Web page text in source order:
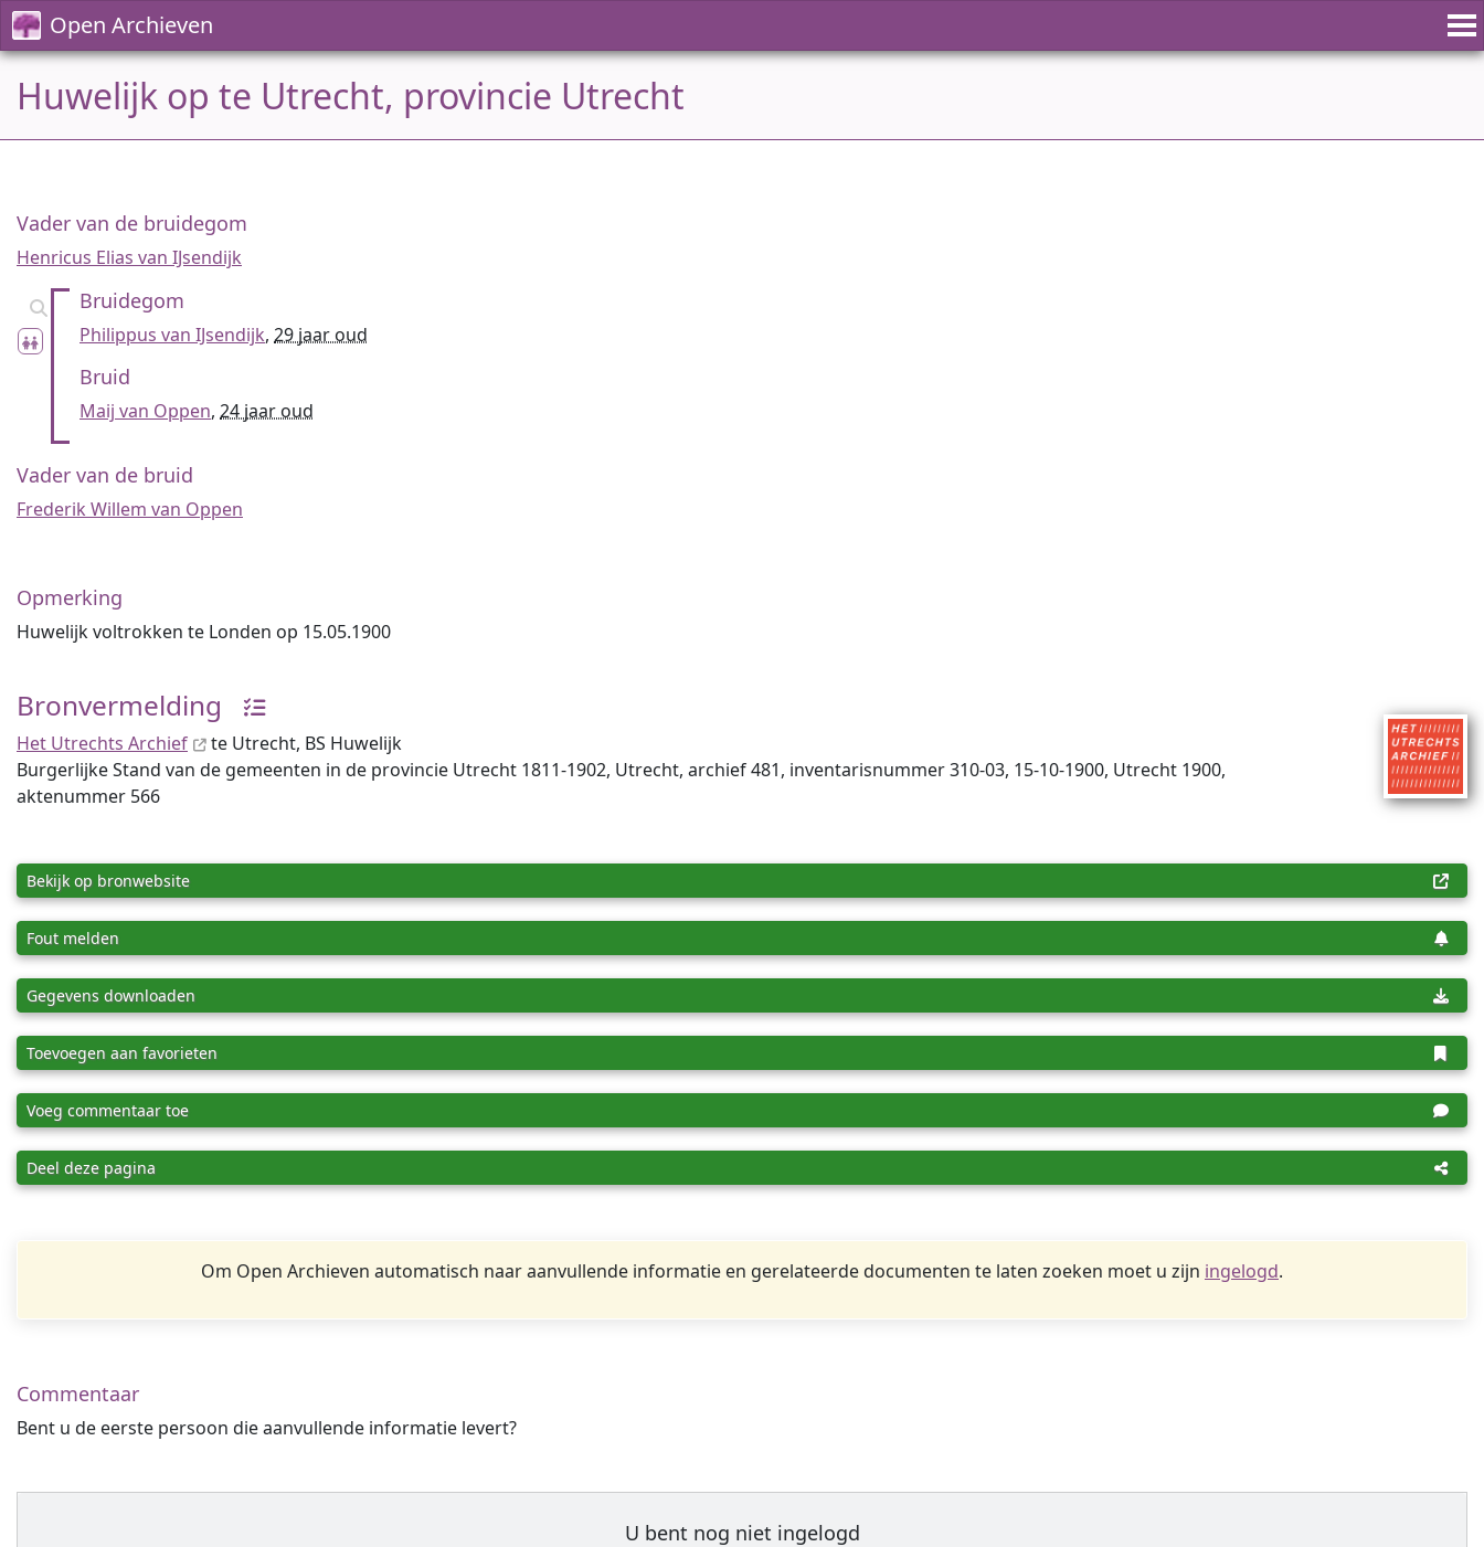
Open Archieven
Huwelijk op te Utrecht, provincie Utrecht
Vader van de bruidegom
Henricus Elias van IJsendijk
Bruidegom
Philippus van IJsendijk, 29 jaar oud
Bruid
Maij van Oppen, 24 jaar oud
Vader van de bruid
Frederik Willem van Oppen
Opmerking
Huwelijk voltrokken te Londen op 15.05.1900
Bronvermelding
Het Utrechts Archief
te Utrecht, BS Huwelijk
Burgerlijke Stand van de gemeenten in de provincie Utrecht 1811-1902, Utrecht, archief 481, inventaris­num­mer 310-03, 15-10-1900, Utrecht 1900,
aktenummer 566
Bekijk op bronwebsite
Fout melden
Gegevens downloaden
Toevoegen aan favorieten
Voeg commentaar toe
Deel deze pagina
Om Open Archieven automatisch naar aanvullende informatie en gerelateerde documenten te laten zoeken moet u zijn ingelogd.
Commentaar
Bent u de eerste persoon die aanvullende informatie levert?
U bent nog niet ingelogd